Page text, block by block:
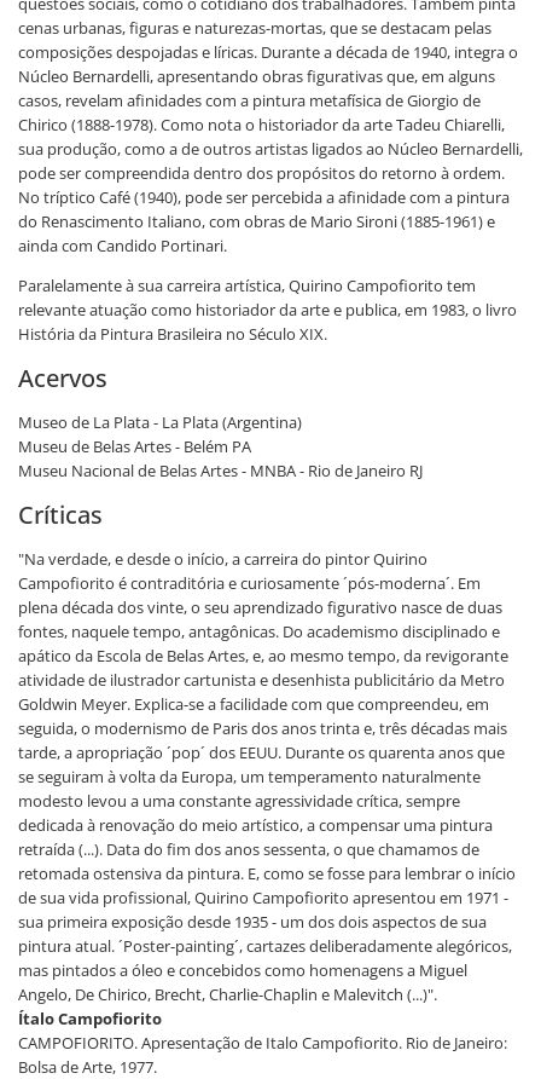
cenas urbanas, figuras e naturezas-mortas, que se destacam pelas
composições despojadas e líricas. Durante a década de 1940, integra o
Núcleo Bernardelli, apresentando obras figurativas que, em alguns
casos, revelam afinidades com a pintura metafísica de Giorgio de
Chirico (1888-1978). Como nota o historiador da arte Tadeu Chiarelli,
sua produção, como a de outros artistas ligados ao Núcleo Bernardelli,
pode ser compreendida dentro dos propósitos do retorno à ordem.
No tríptico Café (1940), pode ser percebida a afinidade com a pintura
do Renascimento Italiano, com obras de Mario Sironi (1885-1961) e
ainda com Candido Portinari.
Paralelamente à sua carreira artística, Quirino Campofiorito tem
relevante atuação como historiador da arte e publica, em 1983, o livro
História da Pintura Brasileira no Século XIX.
Acervos
Museo de La Plata - La Plata (Argentina)
Museu de Belas Artes - Belém PA
Museu Nacional de Belas Artes - MNBA - Rio de Janeiro RJ
Críticas
"Na verdade, e desde o início, a carreira do pintor Quirino
Campofiorito é contraditória e curiosamente ´pós-moderna´. Em
plena década dos vinte, o seu aprendizado figurativo nasce de duas
fontes, naquele tempo, antagônicas. Do academismo disciplinado e
apático da Escola de Belas Artes, e, ao mesmo tempo, da revigorante
atividade de ilustrador cartunista e desenhista publicitário da Metro
Goldwin Meyer. Explica-se a facilidade com que compreendeu, em
seguida, o modernismo de Paris dos anos trinta e, três décadas mais
tarde, a apropriação ´pop´ dos EEUU. Durante os quarenta anos que
se seguiram à volta da Europa, um temperamento naturalmente
modesto levou a uma constante agressividade crítica, sempre
dedicada à renovação do meio artístico, a compensar uma pintura
retraída (...). Data do fim dos anos sessenta, o que chamamos de
retomada ostensiva da pintura. E, como se fosse para lembrar o início
de sua vida profissional, Quirino Campofiorito apresentou em 1971 -
sua primeira exposição desde 1935 - um dos dois aspectos de sua
pintura atual. ´Poster-painting´, cartazes deliberadamente alegóricos,
mas pintados a óleo e concebidos como homenagens a Miguel
Angelo, De Chirico, Brecht, Charlie-Chaplin e Malevitch (...)".
Ítalo Campofiorito
CAMPOFIORITO. Apresentação de Italo Campofiorito. Rio de Janeiro:
Bolsa de Arte, 1977.